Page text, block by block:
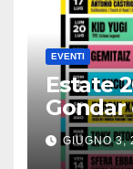
EVENTI
Estate
eventi
GIUGNO 3,